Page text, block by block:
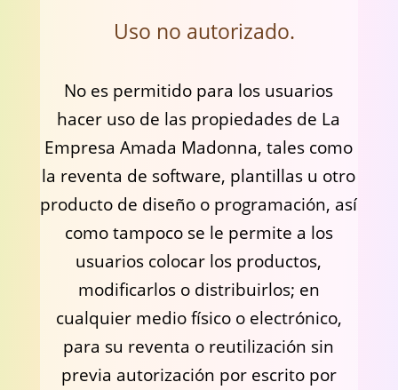
Uso no autorizado.
No es permitido para los usuarios
hacer uso de las propiedades de La
Empresa Amada Madonna, tales como
la reventa de software, plantillas u otro
producto de diseño o programación, así
como tampoco se le permite a los
usuarios colocar los productos,
modificarlos o distribuirlos; en
cualquier medio físico o electrónico,
para su reventa o reutilización sin
previa autorización por escrito por